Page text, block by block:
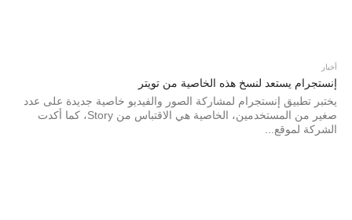
أخبار
إنستجرام يستعد لنسخ هذه الخاصية من تويتر
يختبر تطبيق إنستجرام لمشاركة الصور والفيديو خاصية جديدة على عدد
صغير من المستخدمين، الخاصية هي الاقتباس من Story، كما أكدت
الشركة لموقع...